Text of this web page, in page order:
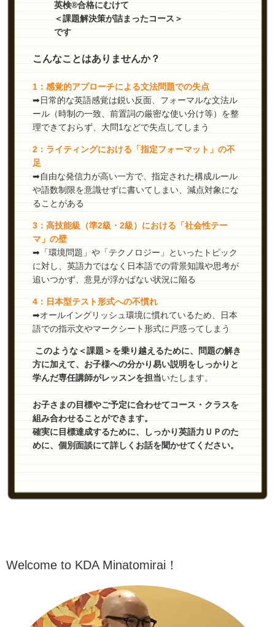
英検®合格にむけて
＜課題解決策が詰まったコース＞
です
こんなことはありませんか？
1：感覚的アプローチによる文法問題での失点
➡日常的な英語感覚は鋭い反面、フォーマルな文法ル
ール（時制の一致、前置詞の厳密な使い分け等）を整
理できておらず、大問1などで失点してしまう
2：ライティングにおける「指定フォーマット」の不
足
➡自由な発信力が高い一方で、指定された構成ルール
や語数制限を意識せずに書いてしまい、減点対象にな
ることがある
3：高技能級（準2級・2級）における「社会性テー
マ」の壁
➡「環境問題」や「テクノロジー」といったトピック
に対し、英語力ではなく日本語での背景知識や思考が
追いつかず、意見が浮かばない状況に陥る
4：日本型テスト形式への不慣れ
➡オールイングリッシュ環境に慣れているため、日本
語での指示文やマークシート形式に戸惑ってしまう
このような＜課題＞を乗り越えるために、問題の解き
方に加えて、お子様への分かり易い説明をしっかりと
学んだ専任講師がレッスンを担当いたします。
お子さまの目標やご予定に合わせてコース・クラスを
組み合わせることができます。
確実に目標達成するために、しっかり英語力ＵＰのた
めに、個別面談にて詳しくお話を聞かせてください。
Welcome to KDA Minatomirai！